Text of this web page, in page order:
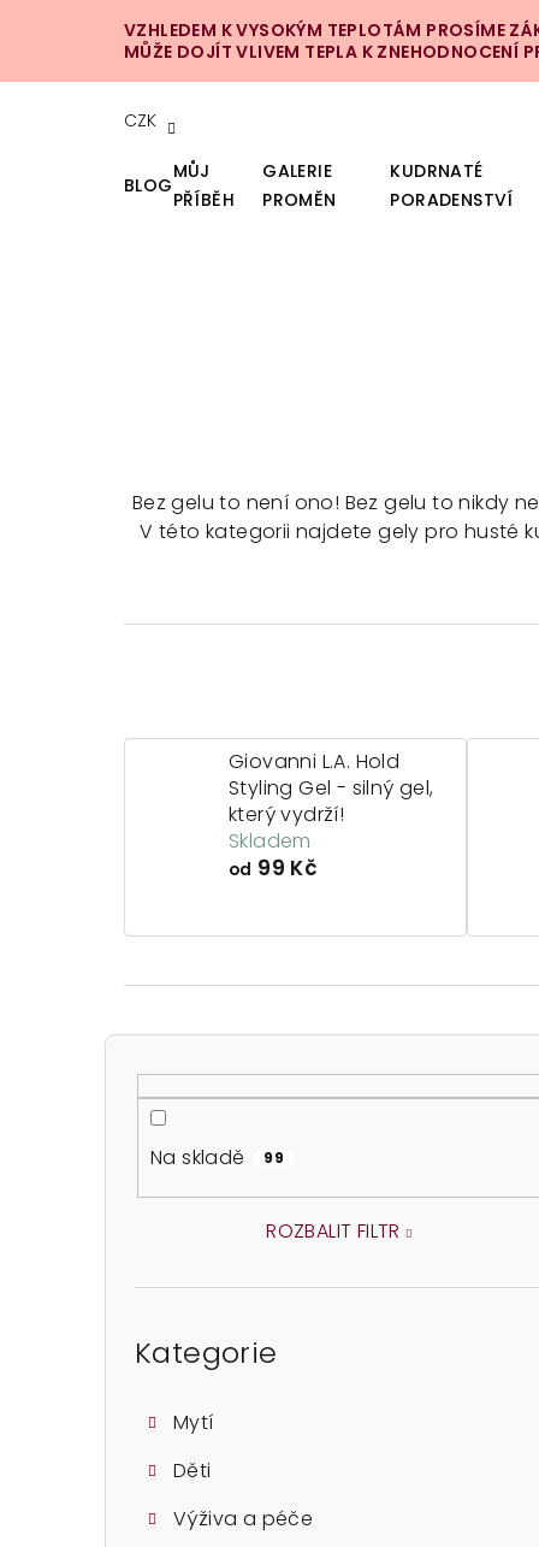
VZHLEDEM K VYSOKÝM TEPLOTÁM PROSÍME
MŮŽE DOJÍT VLIVEM TEPLA K ZNEHODNOCENÍ
CZK
BLOG
MŮJ
PŘÍBĚH
GALERIE
PROMĚN
KUDRNATÉ
PORADENSTVÍ
Bez gelu to není ono! Bez gelu to nikdy
V této kategorii najdete gely pro husté
Giovanni L.A. Hold
Styling Gel - silný gel,
který vydrží!
Skladem
od 99 Kč
P
Na skladě 99
ROZBALIT FILTR
Kategorie
Mytí
Děti
Výživa a péče